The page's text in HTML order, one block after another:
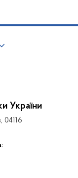
України
04116